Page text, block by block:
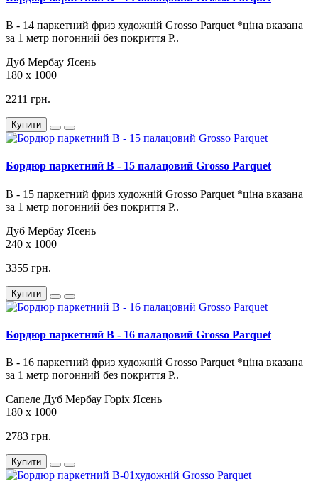
В - 14 паркетний фриз художній Grosso Parquet *ціна вказана
за 1 метр погонний без покриття Р..
Дуб Мербау Ясень
180 х 1000
2211 грн.
Купити
Бордюр паркетний B - 15 палацовий Grosso Parquet
В - 15 паркетний фриз художній Grosso Parquet *ціна вказана
за 1 метр погонний без покриття Р..
Дуб Мербау Ясень
240 х 1000
3355 грн.
Купити
Бордюр паркетний B - 16 палацовий Grosso Parquet
В - 16 паркетний фриз художній Grosso Parquet *ціна вказана
за 1 метр погонний без покриття Р..
Сапеле Дуб Мербау Горіх Ясень
180 х 1000
2783 грн.
Купити